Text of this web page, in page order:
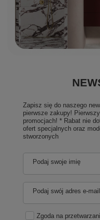
Zapisz się do naszego
pierwsze zakupy!
promocjach! * Rabat nie
ofert specjalnych oraz
stworzonych
Podaj swoje imię
Podaj swój adres e-mail
Zgoda na